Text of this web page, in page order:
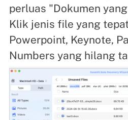
perluas "Dokumen
Klik jenis file yang
Powerpoint, Keynote,
Numbers yang hilang